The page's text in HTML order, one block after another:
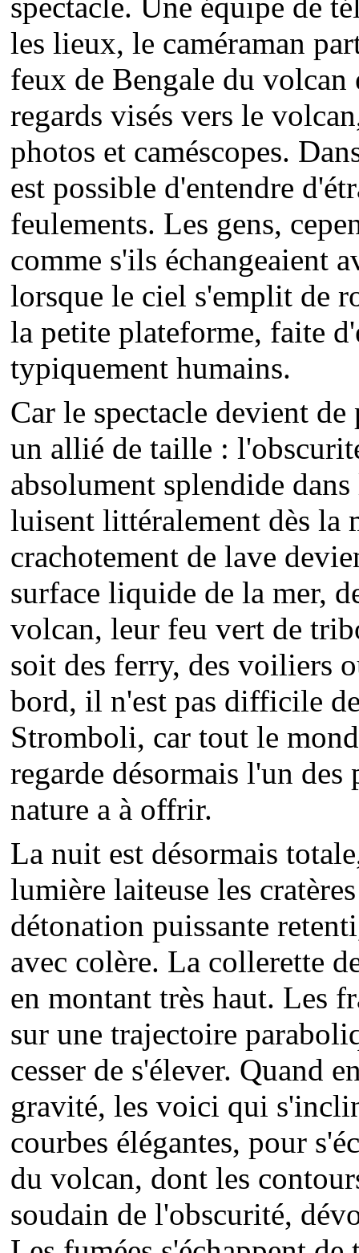
spectacle. Une équipe de
les lieux, le caméraman
feux de Bengale du volcan
regards visés vers le
photos et caméscopes.
est possible d'entendre
feulements. Les gens,
comme s'ils échangeaient
lorsque le ciel s'emplit de
la petite plateforme, faite
typiquement humains.
Car le spectacle devient
un allié de taille :
absolument splendide
luisent littéralement dès
crachotement de lave
surface liquide de la mer,
volcan, leur feu vert de
soit des ferry, des voiliers
bord, il n'est pas difficile
Stromboli, car tout le
regarde désormais l'un
nature a à offrir.
La nuit est désormais
lumière laiteuse les
détonation puissante
avec colère. La collerette
en montant très haut. Les
sur une trajectoire
cesser de s'élever. Quand
gravité, les voici qui
courbes élégantes, pour
du volcan, dont les
soudain de l'obscurité,